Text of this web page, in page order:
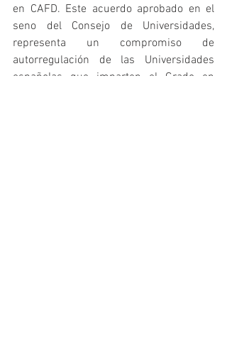
en CAFD. Este acuerdo aprobado en el
seno del Consejo de Universidades,
representa un compromiso de
autorregulación de las Universidades
españolas que imparten el Grado en